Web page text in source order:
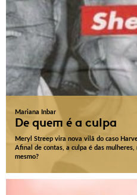
Mariana Inbar
De quem é a culpa
Meryl Streep vira nova vilã do caso
Afinal de contas, a culpa é das mulheres,
mesmo?